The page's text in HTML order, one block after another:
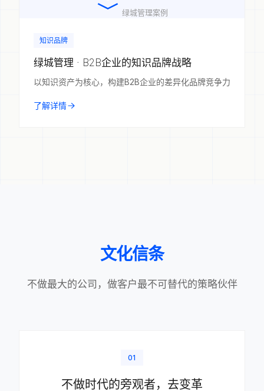
绿城管理案例
知识品牌
绿城管理 · B2B企业的知识品牌战略
以知识资产为核心，构建B2B企业的差异化品牌竞争力
了解详情
文化信条
不做最大的公司，做客户最不可替代的策略伙伴
01
不做时代的旁观者，去变革